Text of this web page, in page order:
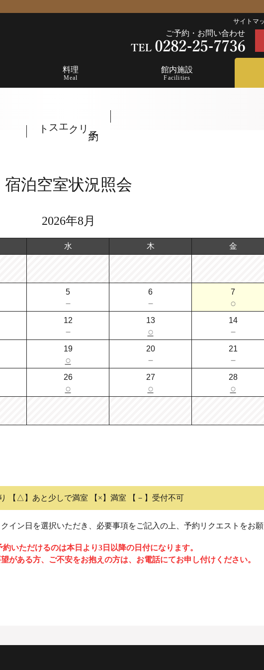
サイトマ
ご予約・お問い合わせ
料理
Meal
館内施設
Facilities
リクエスト
宿泊空室状況照会
2026年8月
水 木 金
5
－
6
－
7
○
12
－
13
○
14
－
19
○
20
－
21
－
26
○
27
○
28
○
【△】あと少しで満室 【×】満室 【－】受付不可
イン日を選択いただき、必要事項をご記入の上、予約リクエストをお願
いただけるのは本日より3日以降の日付になります。
がある方、ご不安をお抱えの方は、お電話にてお申し付けください。